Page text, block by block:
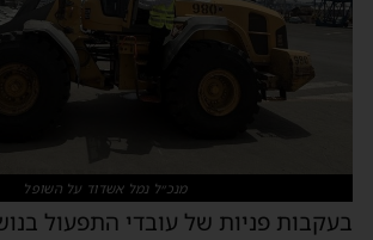
מנכ״ל נמל אשדוד על השופל
בעקבות פניות של עובדי התפעול